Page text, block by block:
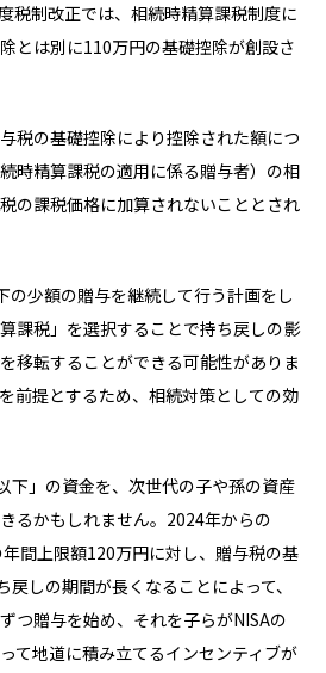
税制改正では、相続時精算課税制度に
とは別に110万円の基礎控除が創設さ
税の基礎控除により控除された額につ
時精算課税の適用に係る贈与者）の相
の課税価格に加算されないこととされ
の少額の贈与を継続して行う計画をし
課税」を選択することで持ち戻しの影
移転することができる可能性がありま
前提とするため、相続対策としての効
下」の資金を、次世代の子や孫の資産
るかもしれません。2024年からの
間上限額120万円に対し、贈与税の基
しの期間が長くなることによって、
つ贈与を始め、それを子らがNISAの
て地道に積み立てるインセンティブが